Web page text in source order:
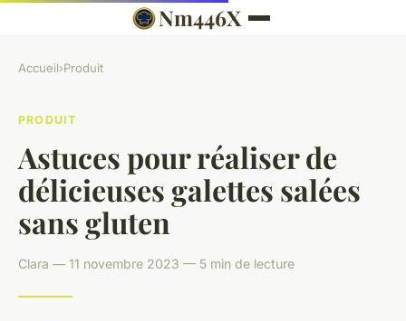
Nm446X
Accueil›Produit
PRODUIT
Astuces pour réaliser de
délicieuses galettes salées
sans gluten
Clara — 11 novembre 2023 — 5 min de lecture